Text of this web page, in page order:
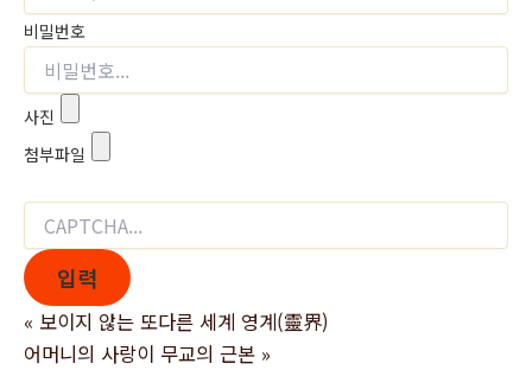
비밀번호
사진
첨부파일
« 보이지 않는 또다른 세계 영계(靈界)
어머니의 사랑이 무교의 근본 »